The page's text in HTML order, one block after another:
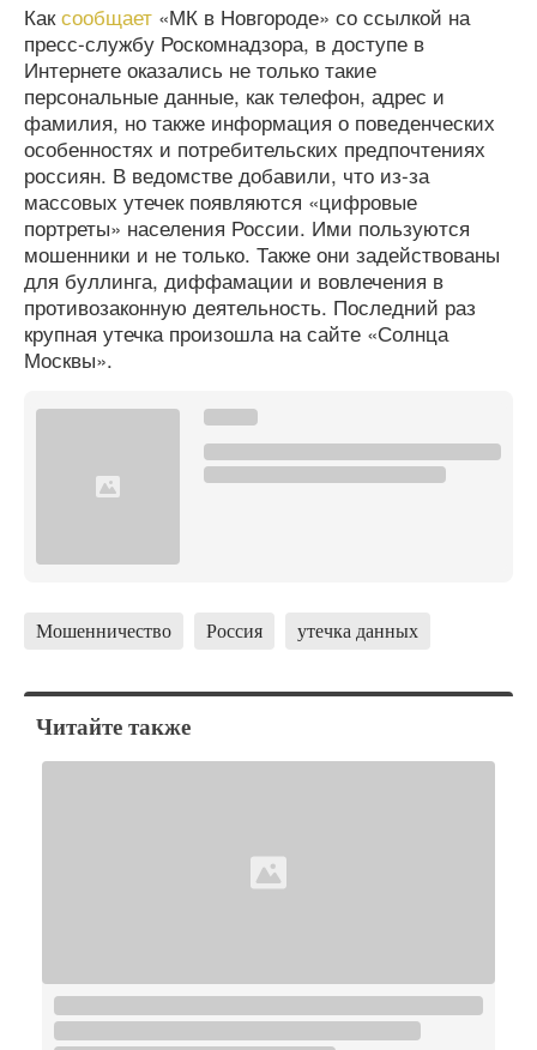
Каксообщает «МК в Новгороде» со ссылкой на
пресс-службу Роскомнадзора, в доступе в
Интернете оказались не только такие
персональные данные, как телефон, адрес и
фамилия, но также информация о поведенческих
особенностях и потребительских предпочтениях
россиян. В ведомстве добавили, что из-за
массовых утечек появляются «цифровые
портреты» населения России. Ими пользуются
мошенники и не только. Также они задействованы
для буллинга, диффамации и вовлечения в
противозаконную деятельность. Последний раз
крупная утечка произошла на сайте «Солнца
Москвы».
Мошенничество Россия утечка данных
Читайте также